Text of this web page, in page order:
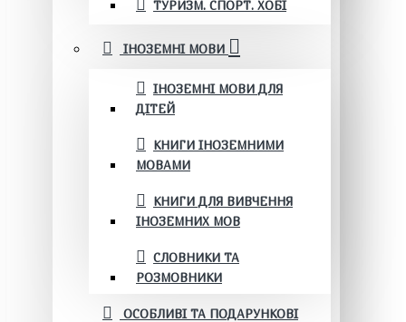
ТУРИЗМ. СПОРТ. ХОБІ
ІНОЗЕМНІ МОВИ
ІНОЗЕМНІ МОВИ ДЛЯ
ДІТЕЙ
КНИГИ ІНОЗЕМНИМИ
МОВАМИ
КНИГИ ДЛЯ ВИВЧЕННЯ
ІНОЗЕМНИХ МОВ
СЛОВНИКИ ТА
РОЗМОВНИКИ
ОСОБЛИВІ ТА ПОДАРУНКОВІ